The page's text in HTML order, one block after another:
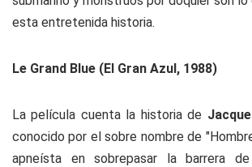
esta entretenida historia.
Le Grand Blue (El Gran Azul, 1988)
La película cuenta la historia de
conocido por el sobre nombre de
apneísta en sobrepasar la barrera